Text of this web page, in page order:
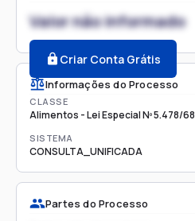
Valor não informado
Criar Conta Grátis
Informações do Processo
CLASSE
Alimentos - Lei Especial Nº 5.478/68
SISTEMA
CONSULTA_UNIFICADA
Partes do Processo